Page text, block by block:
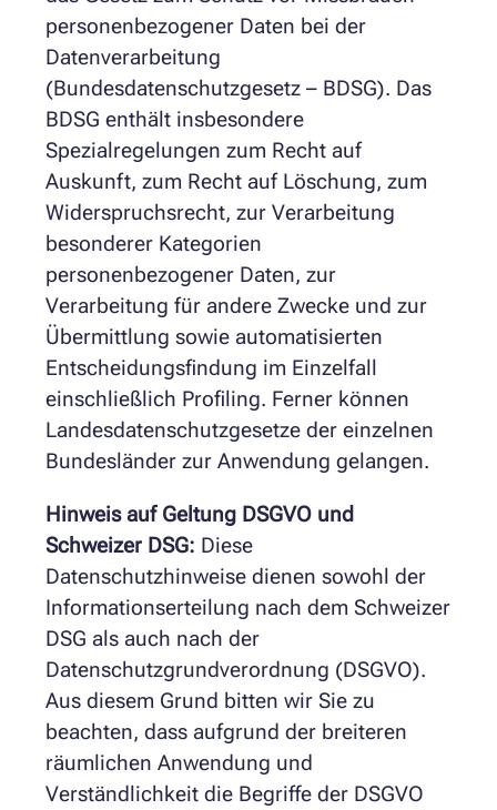
personenbezogener Daten bei der
Datenverarbeitung
(Bundesdatenschutzgesetz – BDSG). Das
BDSG enthält insbesondere
Spezialregelungen zum Recht auf
Auskunft, zum Recht auf Löschung, zum
Widerspruchsrecht, zur Verarbeitung
besonderer Kategorien
personenbezogener Daten, zur
Verarbeitung für andere Zwecke und zur
Übermittlung sowie automatisierten
Entscheidungsfindung im Einzelfall
einschließlich Profiling. Ferner können
Landesdatenschutzgesetze der einzelnen
Bundesländer zur Anwendung gelangen.
Hinweis auf Geltung DSGVO und
Schweizer DSG: Diese
Datenschutzhinweise dienen sowohl der
Informationserteilung nach dem Schweizer
DSG als auch nach der
Datenschutzgrundverordnung (DSGVO).
Aus diesem Grund bitten wir Sie zu
beachten, dass aufgrund der breiteren
räumlichen Anwendung und
Verständlichkeit die Begriffe der DSGVO